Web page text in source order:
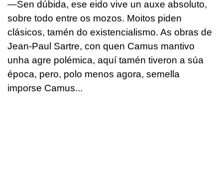
—Sen dúbida, ese eido vive un auxe absoluto,
sobre todo entre os mozos. Moitos piden
clásicos, tamén do existencialismo. As obras de
Jean-Paul Sartre, con quen Camus mantivo
unha agre polémica, aquí tamén tiveron a súa
época, pero, polo menos agora, semella
imporse Camus...